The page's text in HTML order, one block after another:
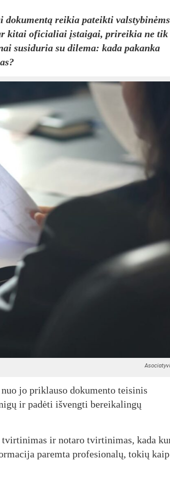
dokumentą reikia pateikti valstybinėms
kitai oficialiai įstaigai, prireikia ne tik
susiduria su dilema: kada pakanka
jo priklauso dokumento teisinis
ir padėti išvengti bereikalingų
ir notaro tvirtinimas, kada
paremta profesionalų, tokių kaip